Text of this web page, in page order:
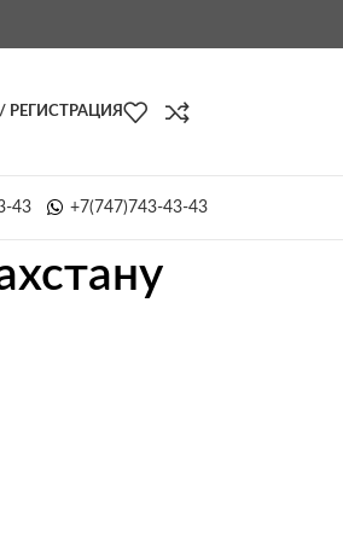
РЕГИСТРАЦИЯ
43 +7(747)743-43-43